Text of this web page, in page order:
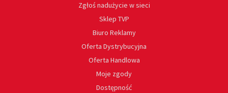
Zgłoś nadużycie w sieci
Sklep TVP
Biuro Reklamy
Oferta Dystrybucyjna
Oferta Handlowa
Moje zgody
Dostępność